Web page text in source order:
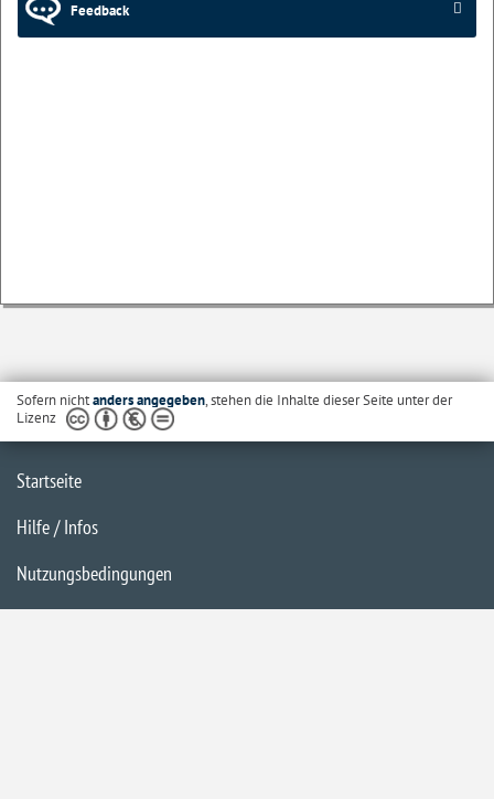
Feedback
Sofern nichtanders angegeben, stehen die Inhalte dieser Seite unter der
Lizenz
Startseite
Hilfe / Infos
Nutzungsbedingungen